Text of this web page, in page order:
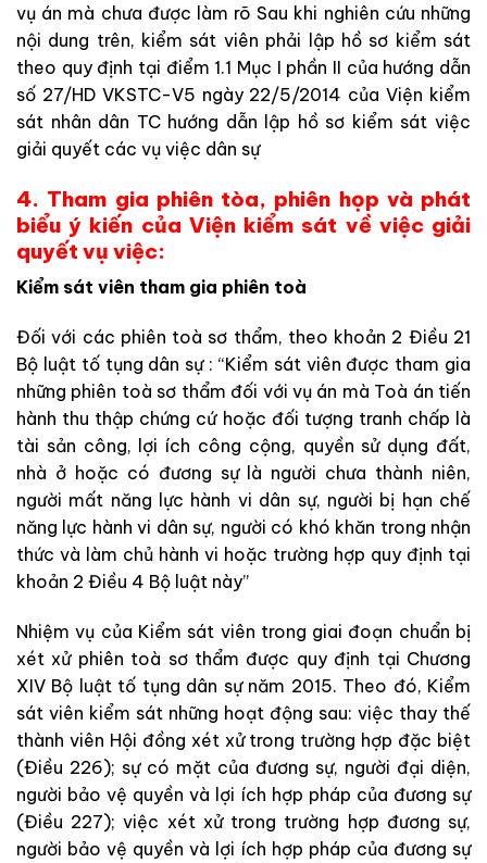
vụ án mà chưa được làm rõ Sau khi nghiên cứu những
nội dung trên, kiểm sát viên phải lập hồ sơ kiểm sát
theo quy định tại điểm 1.1 Mục I phần II của hướng dẫn
số 27/HD VKSTC-V5 ngày 22/5/2014 của Viện kiểm
sát nhân dân TC hướng dẫn lập hồ sơ kiểm sát việc
giải quyết các vụ việc dân sự
4. Tham gia phiên tòa, phiên họp và phát
biểu ý kiến của Viện kiểm sát về việc giải
quyết vụ việc:
Kiểm sát viên tham gia phiên toà
Đối với các phiên toà sơ thẩm, theo khoản 2 Điều 21
Bộ luật tố tụng dân sự : “Kiểm sát viên được tham gia
những phiên toà sơ thẩm đối với vụ án mà Toà án tiến
hành thu thập chứng cứ hoặc đối tượng tranh chấp là
tài sản công, lợi ích công cộng, quyền sử dụng đất,
nhà ở hoặc có đương sự là người chưa thành niên,
người mất năng lực hành vi dân sự, người bị hạn chế
năng lực hành vi dân sự, người có khó khăn trong nhận
thức và làm chủ hành vi hoặc trường hợp quy định tại
khoản 2 Điều 4 Bộ luật này”
Nhiệm vụ của Kiểm sát viên trong giai đoạn chuẩn bị
xét xử phiên toà sơ thẩm được quy định tại Chương
XIV Bộ luật tố tụng dân sự năm 2015. Theo đó, Kiểm
sát viên kiểm sát những hoạt động sau: việc thay thế
thành viên Hội đồng xét xử trong trường hợp đặc biệt
(Điều 226); sự có mặt của đương sự, người đại diện,
người bảo vệ quyền và lợi ích hợp pháp của đương sự
(Điều 227); việc xét xử trong trường hợp đương sự,
người bảo vệ quyền và lợi ích hợp pháp của đương sự